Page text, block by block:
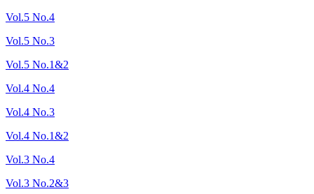
Vol.5 No.4
Vol.5 No.3
Vol.5 No.1&2
Vol.4 No.4
Vol.4 No.3
Vol.4 No.1&2
Vol.3 No.4
Vol.3 No.2&3